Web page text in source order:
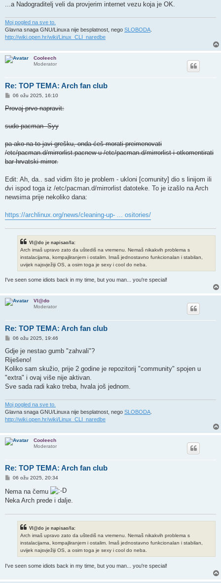
...a Nadograditelj veli da provjerim internet vezu koja je OK.
Moj pogled na sve to.
Glavna snaga GNU/Linuxa nije besplatnost, nego SLOBODA
http://wiki.open.hr/wiki/Linux_CLI_naredbe
Cooleech
Moderator
Re: TOP TEMA: Arch fan club
P
s
06 ožu 2025, 16:10
Provaj prvo napravit:
sudo pacman -Syy
pa ako na to javi grešku, onda ćeš morati preimenovati
/etc/pacman.d/mirrorlist.pacnew u /etc/pacman.d/mirrorlist i otkomentirati
bar hrvatski mirror.
Edit: Ah, da.. sad vidim što je problem - ukloni [comunity] dio s linijom ili
dvi ispod toga iz /etc/pacman.d/mirrorlist datoteke. To je izašlo na Arch
newsima prije nekoliko dana:
https://archlinux.org/news/cleaning-up- ... ositories/
Vl@do je napisao/la:
Arch imaš upravo zato da uštediš na vremenu. Nemaš nikakvih problema s
instalacijama, kompajliranjem i ostalim. Imaš jednostavno funkcionalan i stabilan,
uvijek najsvježiji OS, a osim toga je sexy i cool do neba.
I've seen some idiots back in my time, but you man... you're special!
Vl@do
Moderator
Re: TOP TEMA: Arch fan club
P
s
06 ožu 2025, 19:46
Gdje je nestao gumb "zahvali"?
Riješeno!
Koliko sam skužio, prije 2 godine je repozitorij "community" spojen u
"extra" i ovaj više nije aktivan.
Sve sada radi kako treba, hvala još jednom.
Moj pogled na sve to.
Glavna snaga GNU/Linuxa nije besplatnost, nego SLOBODA.
http://wiki.open.hr/wiki/Linux_CLI_naredbe
Cooleech
Moderator
Re: TOP TEMA: Arch fan club
P
t
06 ožu 2025, 20:34
Nema na čemu
Neka Arch prede i dalje.
Vl@do je napisao/la:
Arch imaš upravo zato da uštediš na vremenu. Nemaš nikakvih problema s
instalacijama, kompajliranjem i ostalim. Imaš jednostavno funkcionalan i stabilan,
uvijek najsvježiji OS, a osim toga je sexy i cool do neba.
I've seen some idiots back in my time, but you man... you're special!